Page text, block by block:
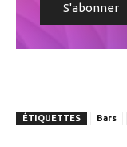
ÉTIQUETTES Bars